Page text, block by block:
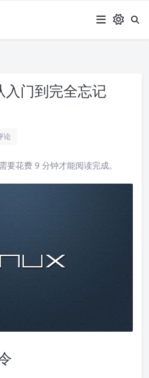
门到完全忘记
论
要花费 9 分钟才能阅读完成。